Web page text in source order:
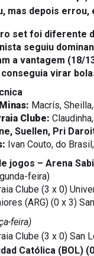
mas depois errou,
set foi diferente
seguiu
a vantagem (18/
conseguia virar
Macrís,
Clube:
Suellen, Pri
Ivan Couto, do
jogos – Arena
feira)
Clube (3 x 0)
(ARG) (0 x 3)
feira)
Clube (3 x 0) San
Católica (BOL)